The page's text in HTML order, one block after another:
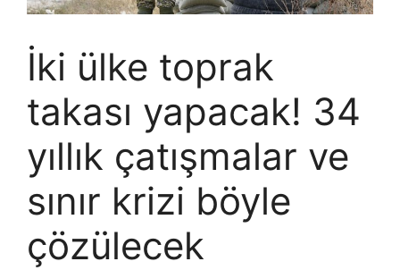
İki ülke toprak
takası yapacak! 34
yıllık çatışmalar ve
sınır krizi böyle
çözülecek